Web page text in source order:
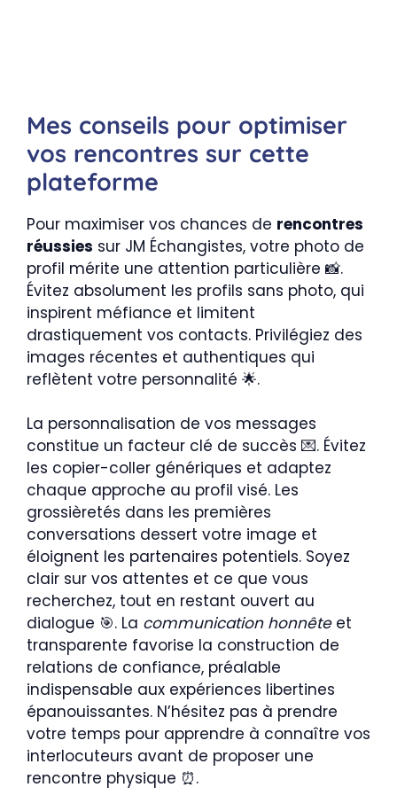
Mes conseils pour optimiser
vos rencontres sur cette
plateforme
Pour maximiser vos chances de rencontres
réussies sur JM Échangistes, votre photo de
profil mérite une attention particulière 📸.
Évitez absolument les profils sans photo, qui
inspirent méfiance et limitent
drastiquement vos contacts. Privilégiez des
images récentes et authentiques qui
reflètent votre personnalité 🌟.
La personnalisation de vos messages
constitue un facteur clé de succès 💌. Évitez
les copier-coller génériques et adaptez
chaque approche au profil visé. Les
grossièretés dans les premières
conversations dessert votre image et
éloignent les partenaires potentiels. Soyez
clair sur vos attentes et ce que vous
recherchez, tout en restant ouvert au
dialogue 🎯. La communication honnêteet
transparente favorise la construction de
relations de confiance, préalable
indispensable aux expériences libertines
épanouissantes. N’hésitez pas à prendre
votre temps pour apprendre à connaître vos
interlocuteurs avant de proposer une
rencontre physique ⏰.